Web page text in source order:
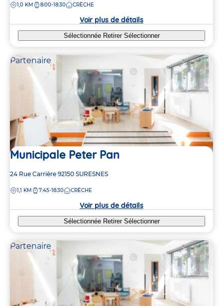
la
DISTANCE
1,0 KM 8:00-18:30 CRÈCHE
Voir plus de détails
Sélectionnée Retirer Sélectionner
Partenaire
Municipale Peter Pan
Adresse
la
24 Rue Carrière 92150 SURESNES
DISTANCE
1,1 KM 7:45-18:30 CRÈCHE
Voir plus de détails
Sélectionnée Retirer Sélectionner
Partenaire